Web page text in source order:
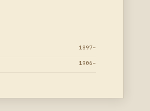
1897–
1906–